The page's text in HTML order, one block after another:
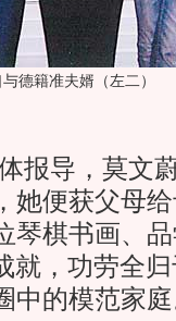
德籍准夫婿（左二）
报导，莫文
她便获父母
琴棋书画、
就，功劳全
中的模范家